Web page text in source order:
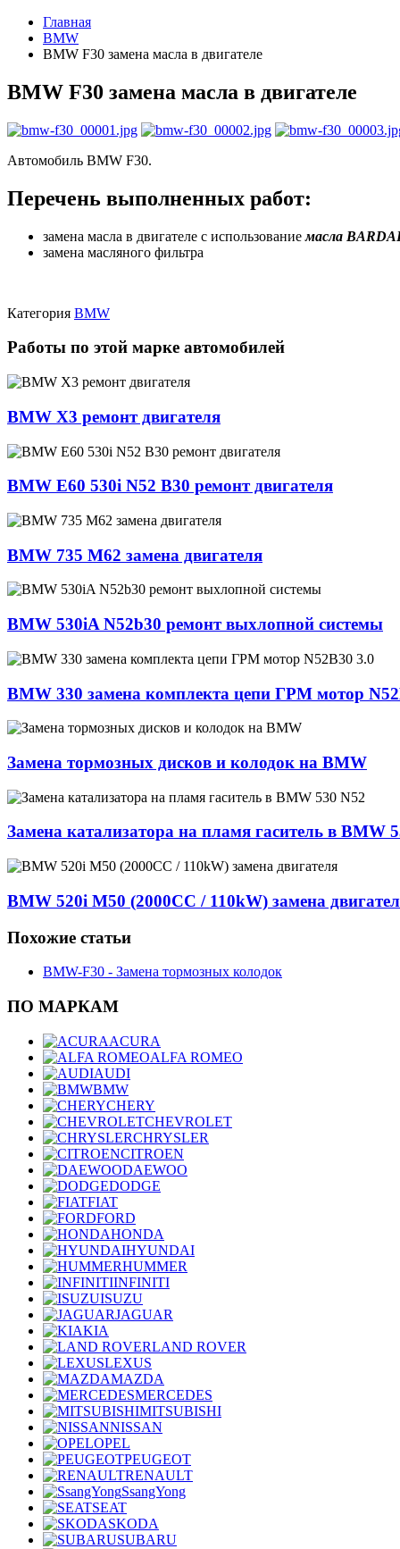
Главная
BMW
BMW F30 замена масла в двигателе
BMW F30 замена масла в двигателе
Автомобиль BMW F30.
Перечень выполненных работ:
замена масла в двигателе с использованиемасла
замена масляного фильтра
Категория BMW
Работы по этой марке автомобилей
BMW X3 ремонт двигателя
BMW E60 530i N52 B30 ремонт двигателя
BMW 735 M62 замена двигателя
BMW 530iA N52b30 ремонт выхлопной системы
BMW 330 замена комплекта цепи ГРМ мотор
Замена тормозных дисков и колодок на BMW
Замена катализатора на пламя гаситель в BMW
BMW 520i M50 (2000CC / 110kW) замена
Похожие статьи
BMW-F30 - Замена тормозных колодок
ПО МАРКАМ
ACURA
ALFA ROMEO
AUDI
BMW
CHERY
CHEVROLET
CHRYSLER
CITROEN
DAEWOO
DODGE
FIAT
FORD
HONDA
HYUNDAI
HUMMER
INFINITI
ISUZU
JAGUAR
KIA
LAND ROVER
LEXUS
MAZDA
MERCEDES
MITSUBISHI
NISSAN
OPEL
PEUGEOT
RENAULT
SsangYong
SEAT
SKODA
SUBARU